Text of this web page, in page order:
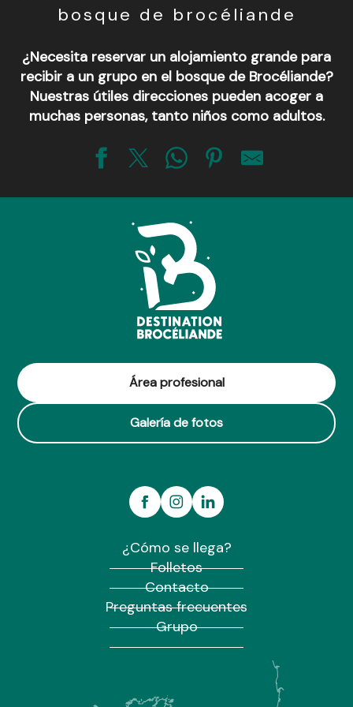
bosque de brocéliande
¿Necesita reservar un alojamiento grande para
recibir a un grupo en el bosque de Brocéliande?
Nuestras útiles direcciones pueden acoger a
muchas personas, tanto niños como adultos.
Gîte Le Gardien de Brocéliande
Gîte La Brousse de Coganne - Parenthèse en Brocéliande
Gîte La Lorien de Brocéliande
Gîtes Maringotte (11 et 14 pers.)
Gîte - CPIE Forêt de Brocéliande
Le Logis de Ponthus
Gîte les Gobelins
Área profesional
Galería de fotos
¿Cómo se llega?
Folletos
Contacto
Preguntas frecuentes
Grupo